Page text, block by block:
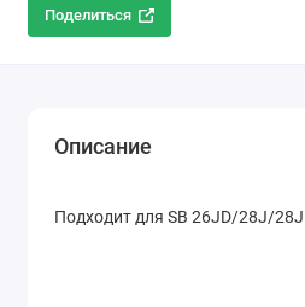
Поделиться
Описание
Подходит для SB 26JD/28J/